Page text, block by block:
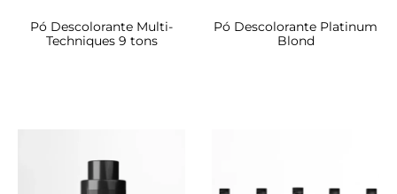
Pó Descolorante Multi-
Techniques 9 tons
Pó Descolorante Platinum
Blond